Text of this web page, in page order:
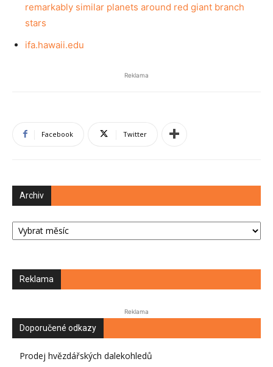
remarkably similar planets around red giant branch
stars
ifa.hawaii.edu
Reklama
Facebook Twitter
Archiv
Archiv
Reklama
Reklama
Doporučené odkazy
Prodej hvězdářských dalekohledů